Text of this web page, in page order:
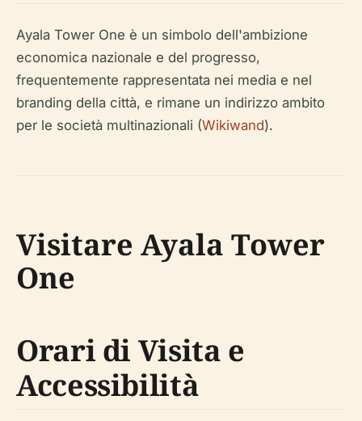
Ayala Tower One è un simbolo dell'ambizione
economica nazionale e del progresso,
frequentemente rappresentata nei media e nel
branding della città, e rimane un indirizzo ambito
per le società multinazionali (Wikiwand).
Visitare Ayala Tower
One
Orari di Visita e
Accessibilità